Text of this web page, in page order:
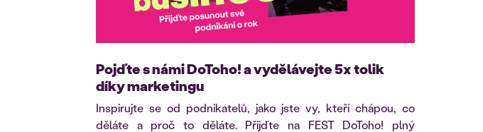
Pojďte s námi DoToho! a vydělávejte 5x tolik
díky marketingu
Inspirujte se od podnikatelů, jako jste vy, kteří chápou, co
děláte a proč to děláte. Přijďte na FEST DoToho! plný